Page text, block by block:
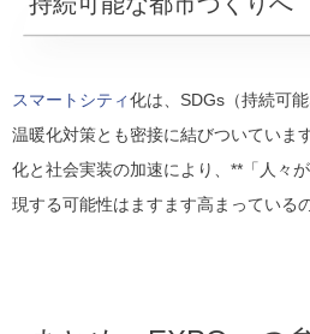
スマートシティ化は、SDGs（持続可
温暖化対策とも密接に結びついていま
化と社会実装の加速により、**「人々
現する可能性はますます高まっている